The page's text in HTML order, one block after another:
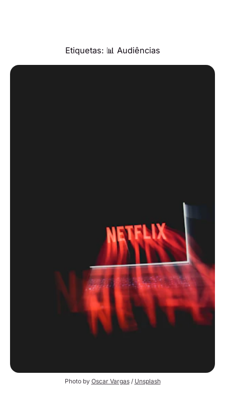
Etiquetas: 📊 Audiências
Photo by Oscar Vargas / Unsplash